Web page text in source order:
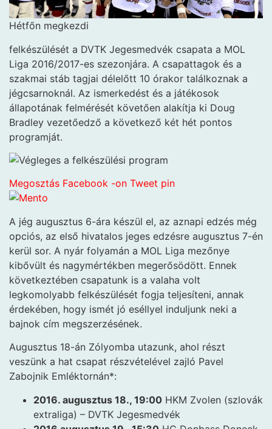
Hétfőn megkezdi
felkészülését a DVTK Jegesmedvék csapata a MOL
Liga 2016/2017-es szezonjára. A csapattagok és a
szakmai stáb tagjai délelőtt 10 órakor találkoznak a
jégcsarnoknál. Az ismerkedést és a játékosok
állapotának felmérését követően alakítja ki Doug
Bradley vezetőedző a következő két hét pontos
programját.
Megosztás Facebook -on Tweet pin
A jég augusztus 6-ára készül el, az aznapi edzés még
opciós, az első hivatalos jeges edzésre augusztus 7-én
kerül sor. A nyár folyamán a MOL Liga mezőnye
kibővült és nagymértékben megerősödött. Ennek
következtében csapatunk is a valaha volt
legkomolyabb felkészülését fogja teljesíteni, annak
érdekében, hogy ismét jó eséllyel induljunk neki a
bajnok cím megszerzésének.
Augusztus 18-án Zólyomba utazunk, ahol részt
veszünk a hat csapat részvételével zajló Pavel
Zabojnik Emléktornán*:
2016. augusztus 18., 19:00 HKM Zvolen (szlovák
extraliga) – DVTK Jegesmedvék